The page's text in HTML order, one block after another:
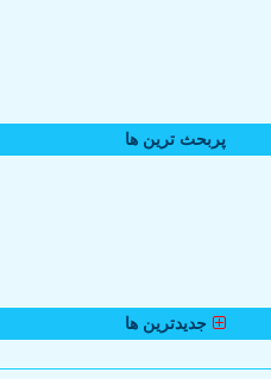
پربحث ترین ها
جدیدترین ها